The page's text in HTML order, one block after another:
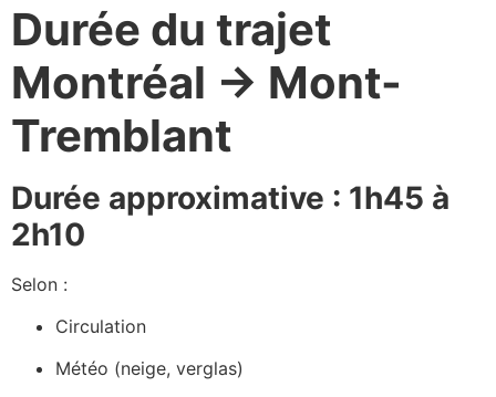
Durée du trajet
Montréal → Mont-
Tremblant
Durée approximative : 1h45 à
2h10
Selon :
Circulation
Météo (neige, verglas)